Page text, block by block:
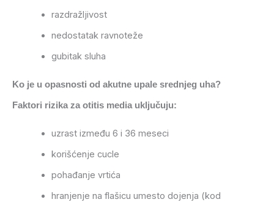
razdražljivost
nedostatak ravnoteže
gubitak sluha
Ko je u opasnosti od akutne upale srednjeg uha?
Faktori rizika za otitis media uključuju:
uzrast između 6 i 36 meseci
korišćenje cucle
pohađanje vrtića
hranjenje na flašicu umesto dojenja (kod